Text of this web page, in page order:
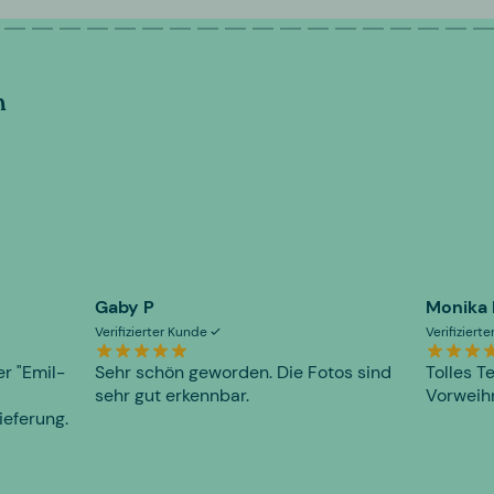
"Emil-
Gaby P
Verifizierter Kunde
Sehr schön geworden. Die Fotos sind
sehr gut erkennbar.
Monika
Tolles